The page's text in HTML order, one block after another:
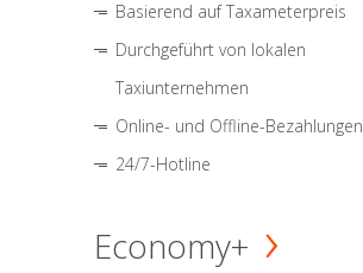
Basierend auf Taxameterpreis
Durchgeführt von lokalen
Taxiunternehmen
Online- und Offline-Bezahlungen
24/7-Hotline
Economy+